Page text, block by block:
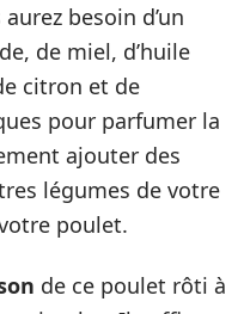
besoin d’un
de miel, d’huile
citron et de
pour parfumer la
ajouter des
légumes de votre
poulet.
de ce poulet rôti à